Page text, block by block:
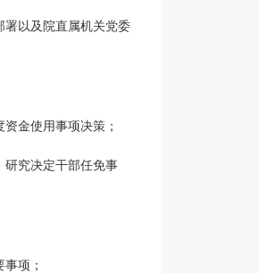
署以及院直属机关党委
金使用事项决策；
研究决定干部任免事
项；